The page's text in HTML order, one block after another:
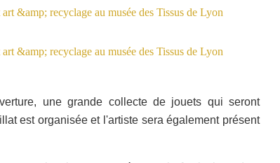
une grande collecte de jouets qui seront
est organisée et l'artiste sera également présent